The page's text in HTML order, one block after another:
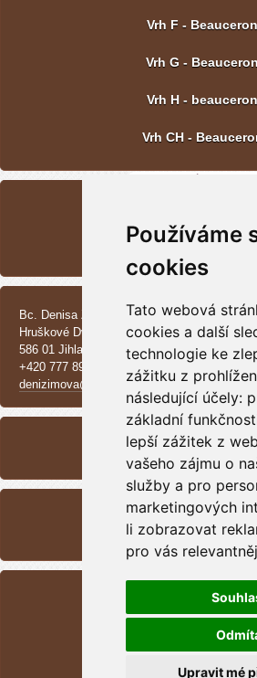
Používáme
cookies
Tato webová
cookies a další
technologie ke
zážitku z
následující účely:
základní
lepší zážitek z
vašeho zájmu o
služby a pro
marketingových
li zobrazovat
pro vás
Upravit mé
Vrh F -
Vrh G -
Vrh H -
Vrh CH -
Bc. Denisa Zimová
Hruškové Dvory 370 E
586 01 Jihlava
+420 777 890 137
denizimova@seznam.cz
ARCHIV
<< září /2025
RSS
Přehled zdrojů
1699058
Měsíc:
47962
802